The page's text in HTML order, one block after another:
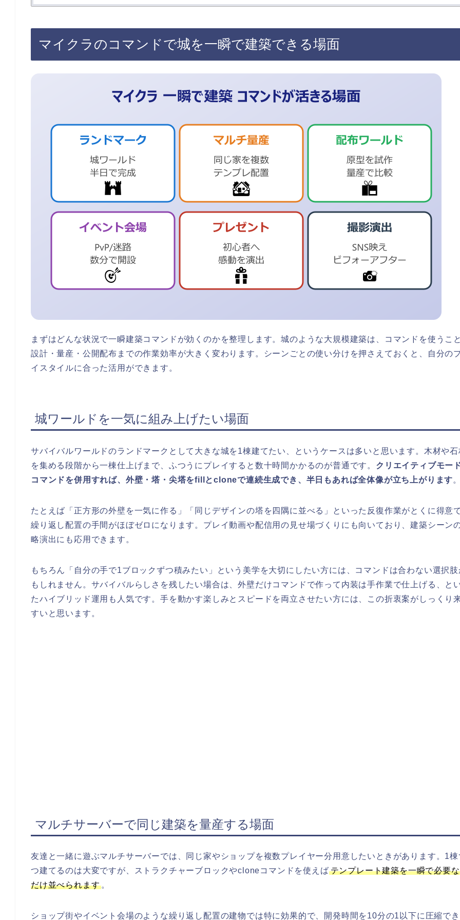
マイクラのコマンドで城を一瞬で建築できる場面
まずはどんな状況で一瞬建築コマンドが効くのかを整理します。城のような大規模建築は、コマンドを使うこ
設計・量産・公開配布までの作業効率が大きく変わります。シーンごとの使い分けを押さえておくと、自分の
イスタイルに合った活用ができます。
城ワールドを一気に組み上げたい場面
サバイバルワールドのランドマークとして大きな城を1棟建てたい、というケースは多いと思います。木材や石
を集める段階から一棟仕上げまで、ふつうにプレイすると数十時間かかるのが普通です。 クリエイティブモー
コマンドを併用すれば、外壁・塔・尖塔をfillとcloneで連続生成でき、半日もあれば全体像が立ち上がります。
たとえば「正方形の外壁を一気に作る」「同じデザインの塔を四隅に並べる」といった反復作業がとくに得意で
繰り返し配置の手間がほぼゼロになります。プレイ動画や配信用の見せ場づくりにも向いており、建築シーン
略演出にも応用できます。
もちろん「自分の手で1ブロックずつ積みたい」という美学を大切にしたい方には、コマンドは合わない選択肢
もしれません。サバイバルらしさを残したい場合は、外壁だけコマンドで作って内装は手作業で仕上げる、と
たハイブリッド運用も人気です。手を動かす楽しみとスピードを両立させたい方には、この折衷案がしっくり
すいと思います。
マルチサーバーで同じ建築を量産する場面
友達と一緒に遊ぶマルチサーバーでは、同じ家やショップを複数プレイヤー分用意したいときがあります。1棟
つ建てるのは大変ですが、ストラクチャーブロックやcloneコマンドを使えば テンプレート建築を一瞬で必要
だけ並べられます 。
ショップ街やイベント会場のような繰り返し配置の建物では特に効果的で、開発時間を10分の1以下に圧縮で